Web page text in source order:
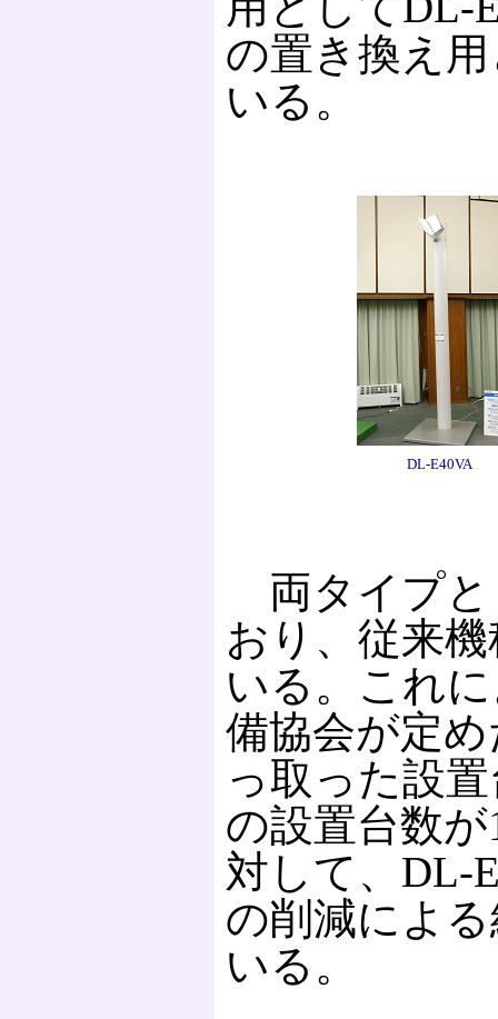
の置き換え
いる。
DL-E40VA
両タイプと
おり、従来
いる。これ
備協会が定
っ取った設
の設置台数
対して、DL-
の削減によ
いる。